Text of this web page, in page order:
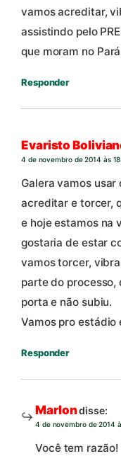
vamos acreditar,
assistindo pelo
que moram no
Responder
Evaristo
4 de novembro de 2014 às
Galera vamos
acreditar e torcer,
e hoje estamos na
gostaria de estar
vamos torcer,
parte do processo,
porta e não subiu.
Vamos pro
Responder
Marlondisse:
4 de novembro de 2014
Você tem